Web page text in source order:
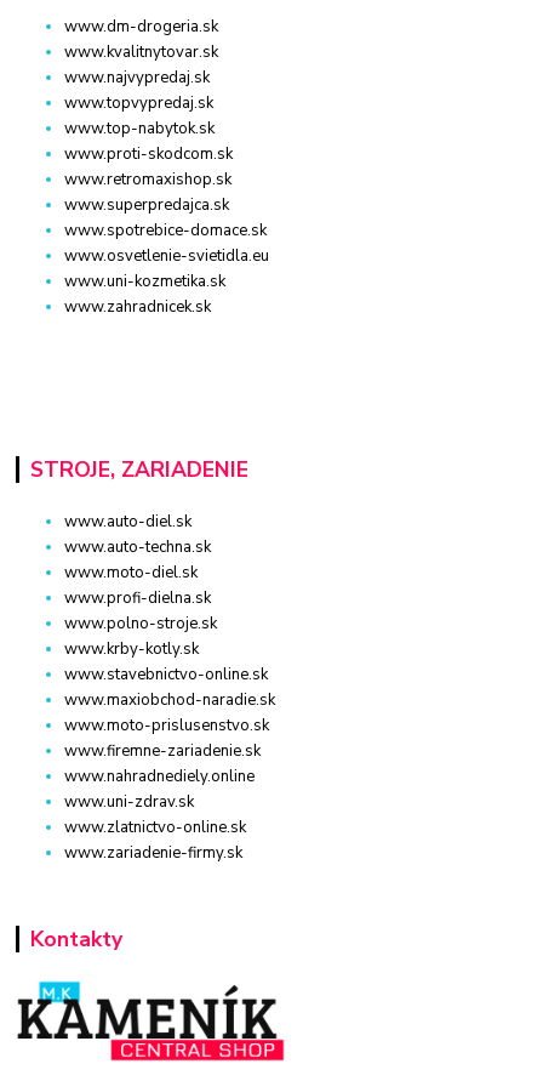
www.dm-drogeria.sk
www.kvalitnytovar.sk
www.najvypredaj.sk
www.topvypredaj.sk
www.top-nabytok.sk
www.proti-skodcom.sk
www.retromaxishop.sk
www.superpredajca.sk
www.spotrebice-domace.sk
www.osvetlenie-svietidla.eu
www.uni-kozmetika.sk
www.zahradnicek.sk
STROJE, ZARIADENIE
www.auto-diel.sk
www.auto-techna.sk
www.moto-diel.sk
www.profi-dielna.sk
www.polno-stroje.sk
www.krby-kotly.sk
www.stavebnictvo-online.sk
www.maxiobchod-naradie.sk
www.moto-prislusenstvo.sk
www.firemne-zariadenie.sk
www.nahradnediely.online
www.uni-zdrav.sk
www.zlatnictvo-online.sk
www.zariadenie-firmy.sk
Kontakty